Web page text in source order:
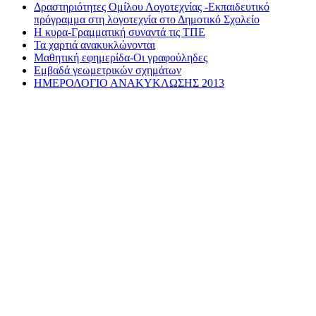
Δραστηριότητες Ομίλου Λογοτεχνίας -Εκπαιδευτικό
πρόγραμμα στη λογοτεχνία στο Δημοτικό Σχολείο
Η κυρα-Γραμματική συναντά τις ΤΠΕ
Τα χαρτιά ανακυκλώνονται
Μαθητική εφημερίδα-Οι γραφούληδες
Εμβαδά γεωμετρικών σχημάτων
ΗΜΕΡΟΛΟΓΙΟ ΑΝΑΚΥΚΛΩΣΗΣ 2013